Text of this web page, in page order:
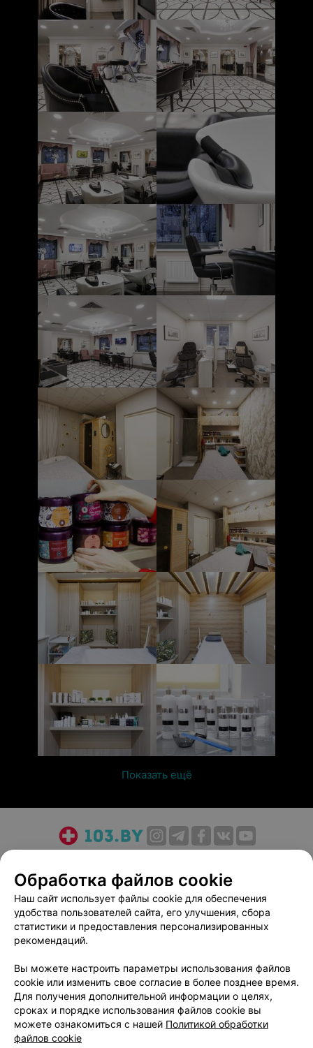
Показать ещё
Медицинский маркетинг
Публичный договор
Пользовательское соглашение
Способы оплаты
Вакансии
Партнеры
Написать руководителю 103.by
Персональные настройки cookie
Обработка персональных данных
Обработка файлов cookie
Наш сайт использует файлы cookie для обеспечения
удобства пользователей сайта, его улучшения, сбора
статистики и предоставления персонализированных
рекомендаций.
Вы можете настроить параметры использования файлов
cookie или изменить свое согласие в более позднее время.
Для получения дополнительной информации о целях,
сроках и порядке использования файлов cookie вы
можете ознакомиться с нашей Политикой обработки
файлов cookie